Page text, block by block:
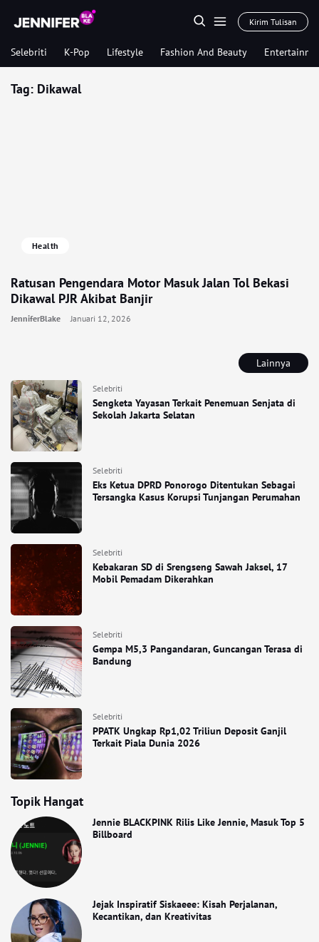
Kirim Tulisan
Selebriti K-Pop Lifestyle Fashion And Beauty
Lainnya
Selebriti
Sengketa Yayasan Terkait Penemuan Senjata di
Sekolah Jakarta Selatan
Selebriti
Eks Ketua DPRD Ponorogo Ditentukan Sebagai
Tersangka Kasus Korupsi Tunjangan Perumahan
Selebriti
Kebakaran SD di Srengseng Sawah Jaksel, 17
Mobil Pemadam Dikerahkan
Selebriti
Gempa M5,3 Pangandaran, Guncangan Terasa di
Bandung
Selebriti
PPATK Ungkap Rp1,02 Triliun Deposit Ganjil
Terkait Piala Dunia 2026
Topik Hangat
Jennie BLACKPINK Rilis Like Jennie, Masuk Top 5
Billboard
Jejak Inspiratif Siskaeee: Kisah Perjalanan,
Kecantikan, dan Kreativitas
Tag: Dikawal
Health
Ratusan Pengendara Motor Masuk Jalan Tol Bekasi
Dikawal PJR Akibat Banjir
JenniferBlake Januari 12, 2026